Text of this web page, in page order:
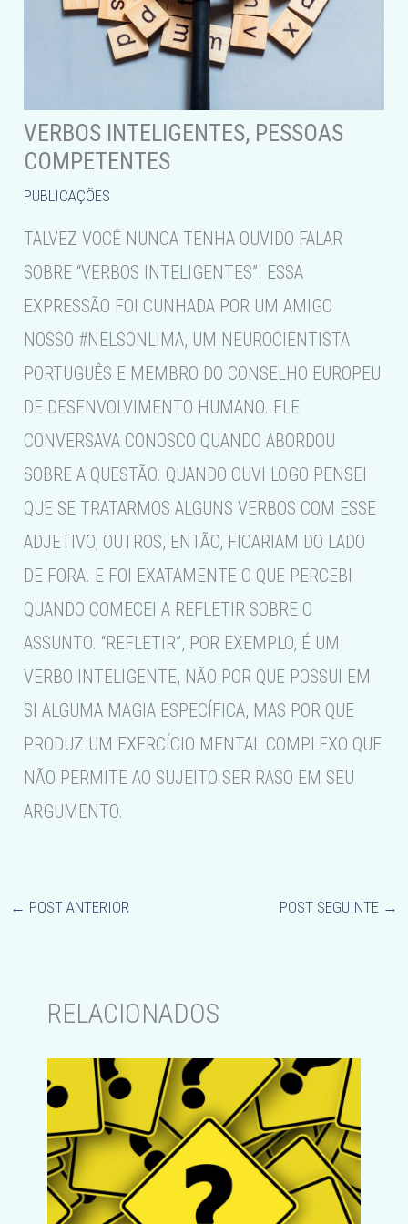
VERBOS INTELIGENTES, PESSOAS
COMPETENTES
PUBLICAÇÕES
TALVEZ VOCÊ NUNCA TENHA OUVIDO FALAR
SOBRE “VERBOS INTELIGENTES”. ESSA
EXPRESSÃO FOI CUNHADA POR UM AMIGO
NOSSO #NELSONLIMA, UM NEUROCIENTISTA
PORTUGUÊS E MEMBRO DO CONSELHO EUROPEU
DE DESENVOLVIMENTO HUMANO. ELE
CONVERSAVA CONOSCO QUANDO ABORDOU
SOBRE A QUESTÃO. QUANDO OUVI LOGO PENSEI
QUE SE TRATARMOS ALGUNS VERBOS COM ESSE
ADJETIVO, OUTROS, ENTÃO, FICARIAM DO LADO
DE FORA. E FOI EXATAMENTE O QUE PERCEBI
QUANDO COMECEI A REFLETIR SOBRE O
ASSUNTO. “REFLETIR”, POR EXEMPLO, É UM
VERBO INTELIGENTE, NÃO POR QUE POSSUI EM
SI ALGUMA MAGIA ESPECÍFICA, MAS POR QUE
PRODUZ UM EXERCÍCIO MENTAL COMPLEXO QUE
NÃO PERMITE AO SUJEITO SER RASO EM SEU
ARGUMENTO.
← POST ANTERIOR POST SEGUINTE →
RELACIONADOS